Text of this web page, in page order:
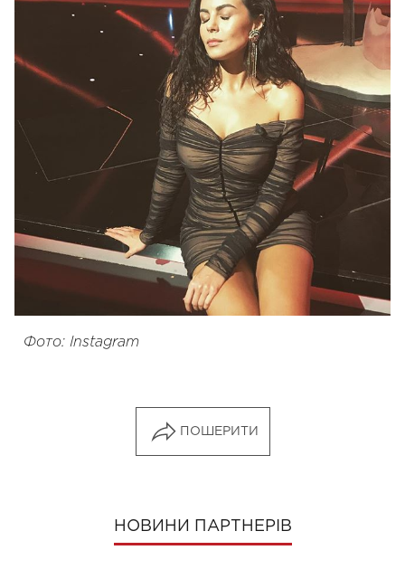
Фото: Instagram
ПОШЕРИТИ
НОВИНИ ПАРТНЕРІВ